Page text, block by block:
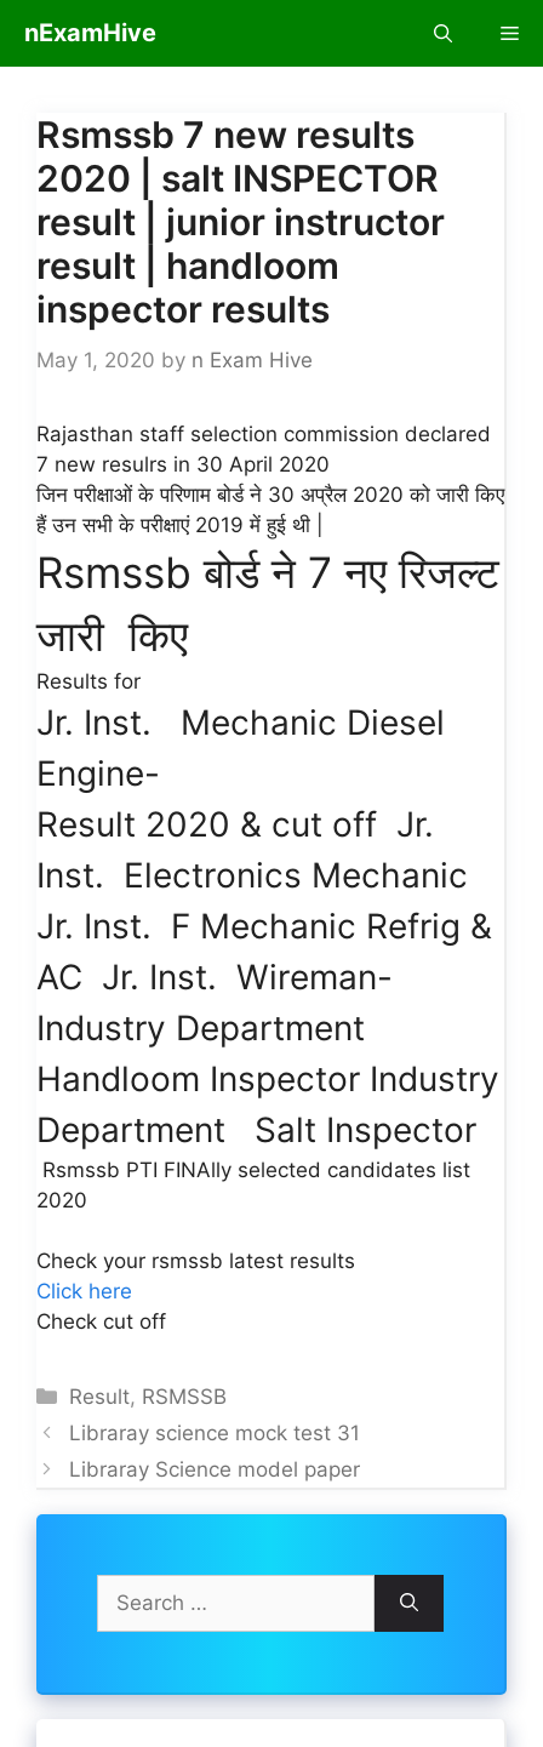
content
nExamHive
Rsmssb 7 new results
2020 | salt INSPECTOR
result | junior instructor
result | handloom
inspector results
May 1, 2020 by n Exam Hive
Rajasthan staff selection commission declared
7 new resulrs in 30 April 2020
जिन परीक्षाओं के परिणाम बोर्ड ने 30 अप्रैल 2020 को जारी किए
हैं उन सभी के परीक्षाएं 2019 में हुई थी |
Rsmssb बोर्ड ने 7 नए रिजल्ट
जारी किए
Results for
Jr. Inst. Mechanic Diesel
Engine-
Result 2020 & cut off Jr.
Inst. Electronics Mechanic
Jr. Inst. F Mechanic Refrig &
AC Jr. Inst. Wireman-
Industry Department
Handloom Inspector Industry
Department Salt Inspector
Rsmssb PTI FINAlly selected candidates list
2020
Check your rsmssb latest results
Click here
Check cut off
Categories
Result, RSMSSB
Libraray science mock test 31
Libraray Science model paper
Search
for: